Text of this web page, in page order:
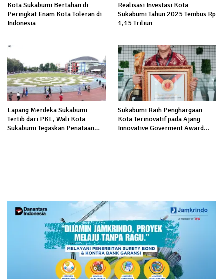
Kota Sukabumi Bertahan di
Peringkat Enam Kota Toleran di
Indonesia
Realisasi Investasi Kota
Sukabumi Tahun 2025 Tembus Rp
1,15 Triliun
Lapang Merdeka Sukabumi
Tertib dari PKL, Wali Kota
Sukabumi Tegaskan Penataan
Sukabumi Raih Penghargaan
Kota Terinovatif pada Ajang
Innovative Goverment Award